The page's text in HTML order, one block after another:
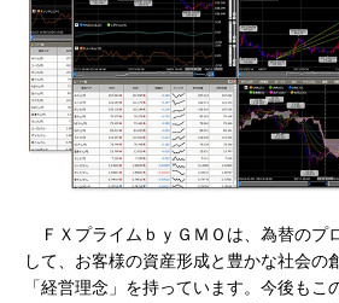
ＦＸプライムｂｙＧＭＯは、為替のプ
して、お客様の資産形成と豊かな社会の
「経営理念」を持っています。今後もこ